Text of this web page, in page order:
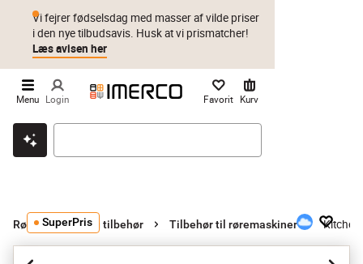
Klik & hent Byt i 1 år Prismatch
Vi fejrer fødselsdag med masser af vilde priser
i den nye tilbudsavis. Husk at vi prismatcher!
Læs avisen her
Menu Login Favorit Kurv
Røremaskiner og tilbehør Tilbehør til røremaskiner
SuperPris